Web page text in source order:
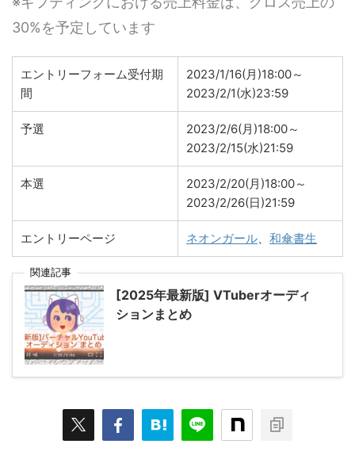
30%を予定しています
エントリーフォーム受付期
間
2023/1/16(月)18:00～
2023/2/1(水)23:59
予選
2023/2/6(月)18:00～
2023/2/15(水)21:59
本選
2023/2/20(月)18:00～
2023/2/26(日)21:59
エントリーページ ネオンガール、 和傘書生
関連記事
[2025年最新版] VTuberオーディ
ションまとめ